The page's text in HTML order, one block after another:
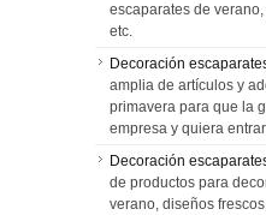
escaparates de
etc.
Decoración
amplia de artículos y
primavera para que la
empresa y quiera
Decoración
de productos para
verano, diseños